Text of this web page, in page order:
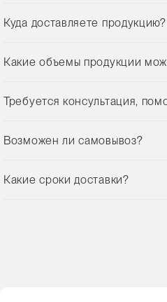
Куда доставляете продукцию?
Какие объемы продукции
Требуется консультация,
Возможен ли самовывоз?
Какие сроки доставки?